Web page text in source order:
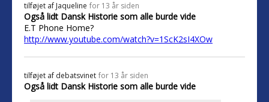
tilføjet af Jaqueline for 13 år siden
Også lidt Dansk Historie som alle burde vide
E.T Phone Home?
http://www.youtube.com/watch?v=1ScK2sI4XOw
tilføjet af debatsvinet for 13 år siden
Også lidt Dansk Historie som alle burde vide